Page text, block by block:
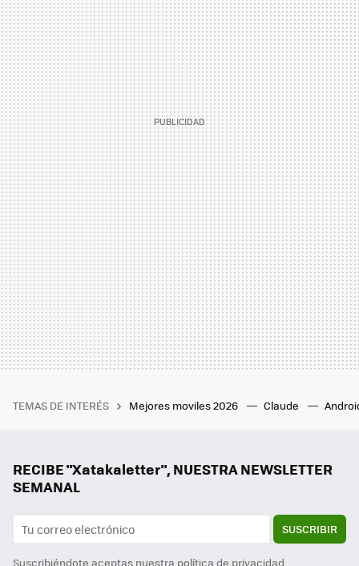
TEMAS DE INTERÉS Mejores moviles 2026 Claude
RECIBE "Xatakaletter", NUESTRA NEWSLETTER
SEMANAL
SUSCRIBIR
Suscribiéndote aceptas nuestra política de privacidad